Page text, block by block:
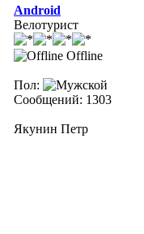
Android
Велотурист
Offline
Пол:
Сообщений: 1303
Якунин Петр